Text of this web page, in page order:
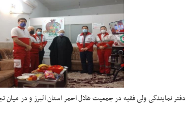
نمایندگی ولی فقیه در جمعیت هلال احمر استان البرز و در میان